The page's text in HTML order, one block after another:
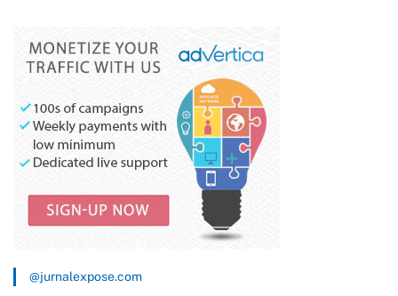
@jurnalexpose.com